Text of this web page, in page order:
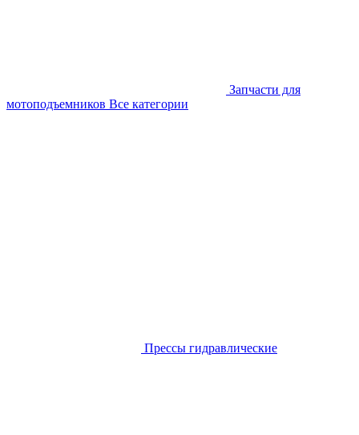
Запчасти для
мотоподъемников Все категории
Прессы гидравлические